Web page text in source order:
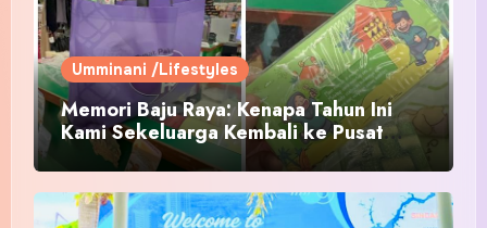
Umminani /Lifestyles
Memori Baju Raya: Kenapa Tahun Ini
Kami Sekeluarga Kembali ke Pusat
Pakaian Hari-Hari?